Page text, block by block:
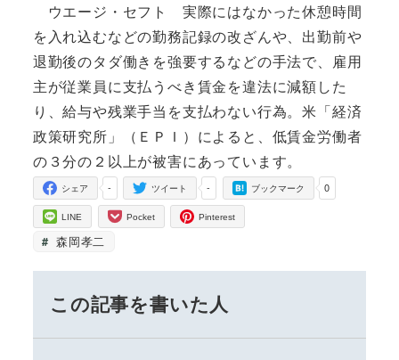
ウエージ・セフト 実際にはなかった休憩時間
を入れ込むなどの勤務記録の改ざんや、出勤前や
退勤後のタダ働きを強要するなどの手法で、雇用
主が従業員に支払うべき賃金を違法に減額した
り、給与や残業手当を支払わない行為。米「経済
政策研究所」（ＥＰＩ）によると、低賃金労働者
の３分の２以上が被害にあっています。
-
シェア -
ツイート 0
ブックマーク
LINE Pocket Pinterest
森岡孝二
この記事を書いた人